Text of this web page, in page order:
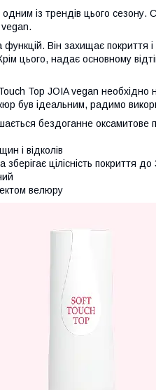
із трендів цього
Він захищає покриття
цього, надає основному
Top JOIA vegan
був ідеальним, радимо
бездоганне
і відколів
цілісність покриття до
велюру